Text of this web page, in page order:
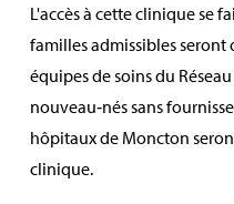
L'accès à cette clinique se
familles admissibles seront
équipes de soins du
nouveau‑nés sans
hôpitaux de Moncton
clinique.